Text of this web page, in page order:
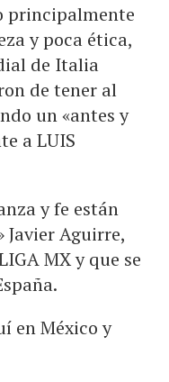
principalmente
y poca ética,
de Italia
de tener al
un «antes y
a LUIS
y fe están
Javier Aguirre,
MX y que se
en México y